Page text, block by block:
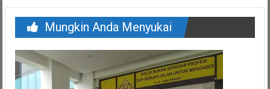
Mungkin Anda Menyukai